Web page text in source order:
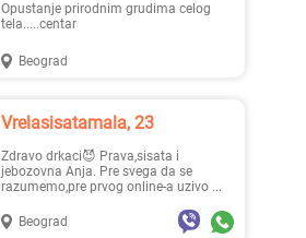
Opustanje prirodnim grudima celog
tela.....centar
Beograd
Vrelasisatamala, 23
Zdravo drkaci😈 Prava,sisata i
jebozovna Anja. Pre svega da se
razumemo,pre prvog online-a uzivo ...
Beograd